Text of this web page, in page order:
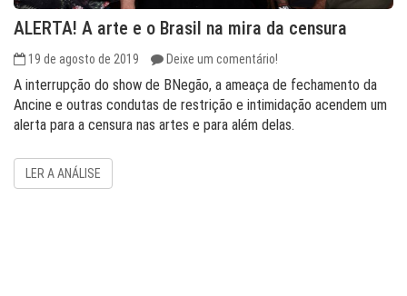
ALERTA! A arte e o Brasil na mira da censura
19 de agosto de 2019 Deixe um comentário!
A interrupção do show de BNegão, a ameaça de fechamento da
Ancine e outras condutas de restrição e intimidação acendem um
alerta para a censura nas artes e para além delas.
LER A ANÁLISE